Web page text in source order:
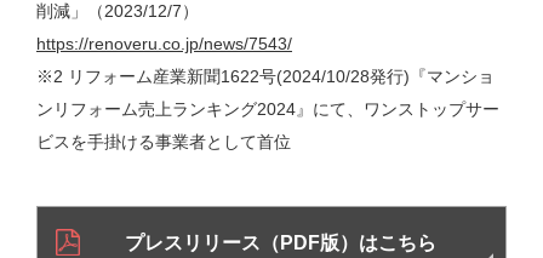
削減」（2023/12/7）
https://renoveru.co.jp/news/7543/
※2 リフォーム産業新聞1622号(2024/10/28発行)『マンショ
ンリフォーム売上ランキング2024』にて、ワンストップサー
ビスを手掛ける事業者として首位
プレスリリース（PDF版）はこちら